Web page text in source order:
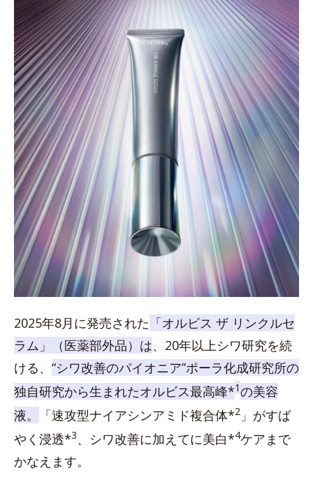
2025年8月に発売された 「オルビス ザ リンクルセ
ラム」（医薬部外品）は、20年以上シワ研究を続
ける、 “シワ改善のパイオニア”ポーラ化成研究所の
独自研究から生まれたオルビス最高峰*1の美容
液。
「速攻型ナイアシンアミド複合体*2 」がすば
やく浸透*3、シワ改善に加えてに美白*4ケアまで
かなえます。